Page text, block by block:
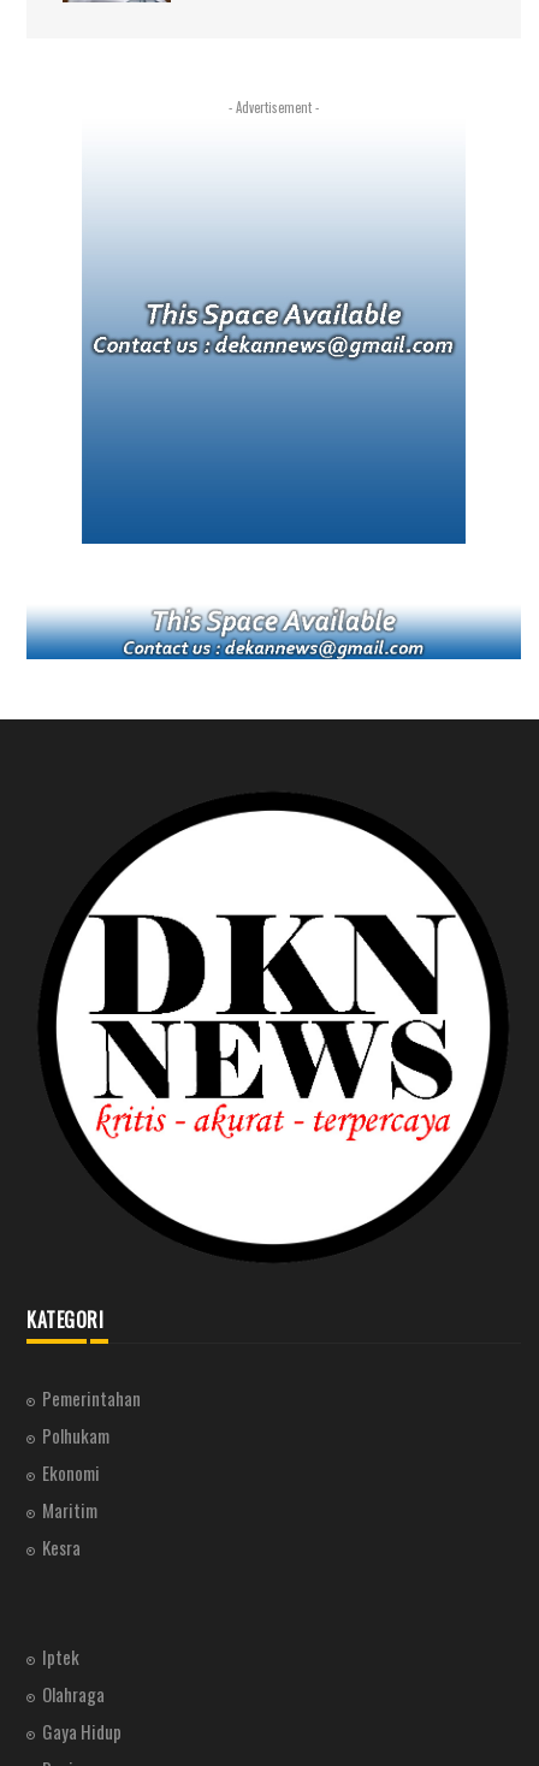
- Advertisement -
KATEGORI
Pemerintahan
Polhukam
Ekonomi
Maritim
Kesra
Iptek
Olahraga
Gaya Hidup